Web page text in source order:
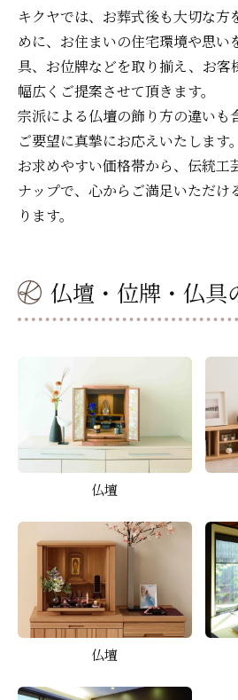
かいばらプラン一覧
お問い合せ
キクヤでは、お葬式後も大切な方
めに、 お住まいの住宅環境や思い
具、お位牌などを取り揃え、 お客
幅広くご提案させて頂きます。
宗派による仏壇の飾り方の違いも
ご要望に真摯にお応えいたします。
お求めやすい価格帯から、伝統工
ナップで、心からご満足いただけ
ります。
仏壇・位牌・仏具
仏壇
仏壇